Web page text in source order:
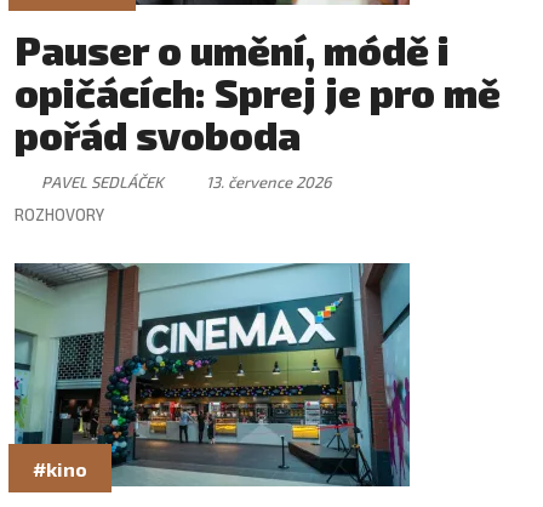
Pauser o umění, módě i
opičácích: Sprej je pro mě
pořád svoboda
PAVEL SEDLÁČEK
13. července 2026
ROZHOVORY
#kino